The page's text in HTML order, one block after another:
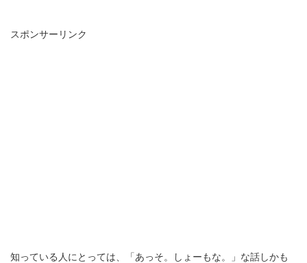
スポンサーリンク
知っている人にとっては、「あっそ。しょーもな。」な話しかも